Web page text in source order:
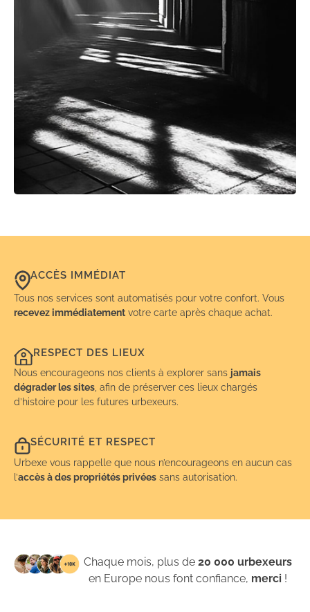
ACCÈS IMMÉDIAT
Tous nos services sont automatisés pour votre confort. Vous
recevez immédiatement votre carte après chaque achat.
RESPECT DES LIEUX
Nous encourageons nos clients à explorer sans jamais
dégrader les sites , afin de préserver ces lieux chargés
d’histoire pour les futures urbexeurs.
SÉCURITÉ ET RESPECT
Urbexe vous rappelle que nous n’encourageons en aucun cas
l’accès à des propriétés privées sans autorisation.
Chaque mois, plus de20 000 urbexeurs
en Europe nous font confiance, merci !